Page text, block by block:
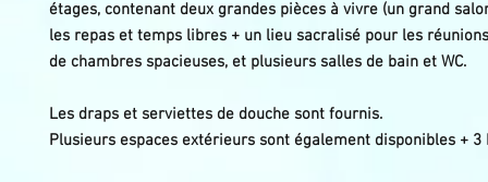
étages, contenant deux grandes pièces à vivre (un grand
les repas et temps libres + un lieu sacralisé pour les
de chambres spacieuses, et plusieurs salles de bain et WC.
Les draps et serviettes de douche sont fournis.
Plusieurs espaces extérieurs sont également disponibles + 3